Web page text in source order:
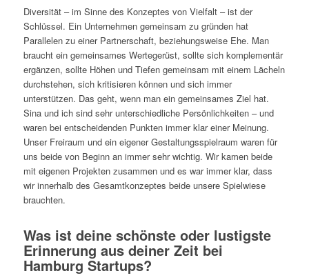
Diversität – im Sinne des Konzeptes von Vielfalt – ist der
Schlüssel. Ein Unternehmen gemeinsam zu gründen hat
Parallelen zu einer Partnerschaft, beziehungsweise Ehe. Man
braucht ein gemeinsames Wertegerüst, sollte sich komplementär
ergänzen, sollte Höhen und Tiefen gemeinsam mit einem Lächeln
durchstehen, sich kritisieren können und sich immer
unterstützen. Das geht, wenn man ein gemeinsames Ziel hat.
Sina und ich sind sehr unterschiedliche Persönlichkeiten – und
waren bei entscheidenden Punkten immer klar einer Meinung.
Unser Freiraum und ein eigener Gestaltungsspielraum waren für
uns beide von Beginn an immer sehr wichtig. Wir kamen beide
mit eigenen Projekten zusammen und es war immer klar, dass
wir innerhalb des Gesamtkonzeptes beide unsere Spielwiese
brauchten.
Was ist deine schönste oder lustigste
Erinnerung aus deiner Zeit bei
Hamburg Startups?